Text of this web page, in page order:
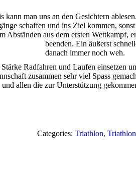
kann man uns an den Gesichtern
schaffen und ins Ziel kommen,
Abständen aus dem ersten Wettkampf,
beenden. Ein äußerst
danach immer noch weh.
Radfahren und Laufen einsetzen
zusammen sehr viel Spass
allen die zur Unterstützung
Categories: Triathlon,